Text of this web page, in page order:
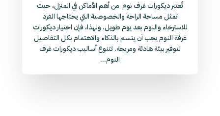
تُعتبر ديكورات غرف نوم من أهم الأماكن في المنزل، حيث
تمثل مساحة الراحة والخصوصية التي يحتاجها الفرد
للاسترخاء والنوم بعد يوم طويل. ولهذا، فإن اختيار ديكورات
غرفة النوم يجب أن يتسم بالذكاء والاهتمام بكل التفاصيل
لتوفير بيئة هادئة ومريحة. تتنوع أساليب ديكورات غرف
النوم...